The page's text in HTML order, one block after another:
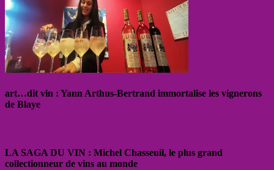
art…dit vin : Yann Arthus-Bertrand immortalise les vignerons
de Blaye
LA SAGA DU VIN : Michel Chasseuil, le plus grand
collectionneur de vins au monde